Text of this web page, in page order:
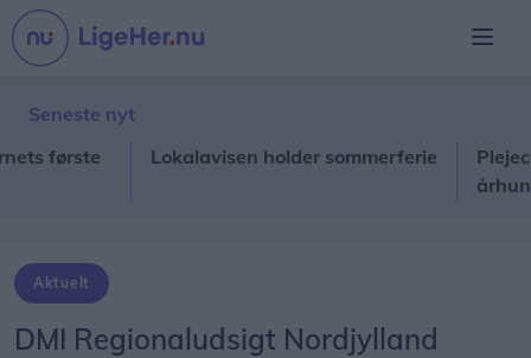
Seneste nyt
første
Lokalavisen holder sommerferie
Aktuelt
DMI Regionaludsigt Nordjylland